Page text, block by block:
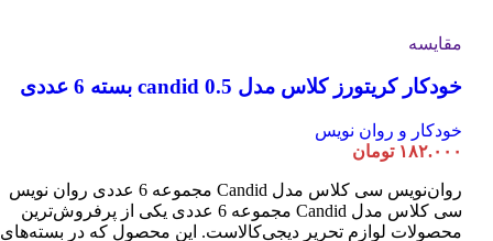
مقایسه
خودکار کریتورز کلاس مدل candid 0.5 بسته 6 عددی
خودکار و روان نویس
۱۸۲.۰۰۰ تومان
روان‌نویس سی کلاس مدل Candid مجموعه 6 عددی روان نویس
سی کلاس مدل Candid مجموعه 6 عددی یکی از پرفروش‌ترین